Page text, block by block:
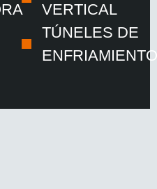
VERTICAL
TÚNELES DE
ENFRIAMIENTO